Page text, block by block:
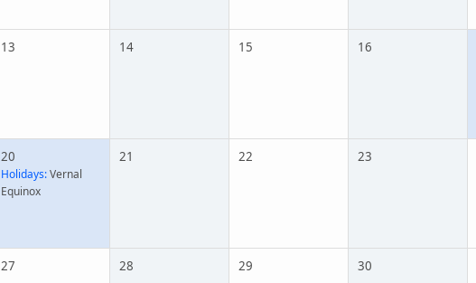
13 14 15 16
20
Holidays:Vernal
Equinox
21 22 23
27 28 29 30